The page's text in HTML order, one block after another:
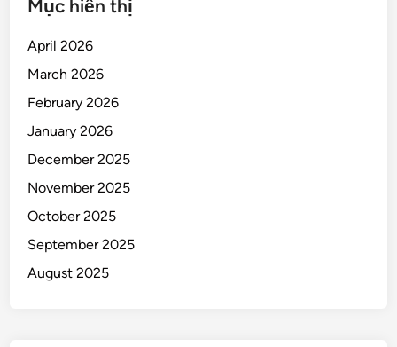
Mục hiển thị
April 2026
March 2026
February 2026
January 2026
December 2025
November 2025
October 2025
September 2025
August 2025